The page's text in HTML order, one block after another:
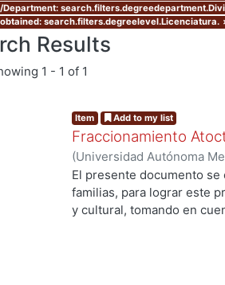
Department:
search.filters.degreelevel.Licenciatura.
Results
1 - 1 of 1
Item Add to my list
Fraccionamiento
(Universidad Autónoma
de Servicios de
Lozada, Jazmín Adriana;
El presente documento se
familias, para lograr este
y cultural, tomando en